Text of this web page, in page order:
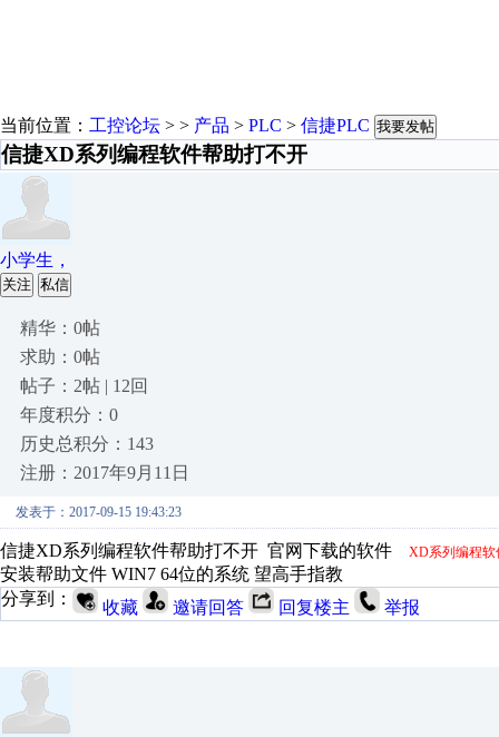
当前位置： 工控论坛 > > 产品 > PLC > 信捷PLC 我要发帖
信捷XD系列编程软件帮助打不开
小学生，
关注 私信
精华：0帖
求助：0帖
帖子：2帖 | 12回
年度积分：0
历史总积分：143
注册：2017年9月11日
发表于：2017-09-15 19:43:23
信捷XD系列编程软件帮助打不开 官网下载的软件 XD系列编程软
安装帮助文件 WIN7 64位的系统 望高手指教
分享到：
收藏 邀请回答 回复楼主 举报